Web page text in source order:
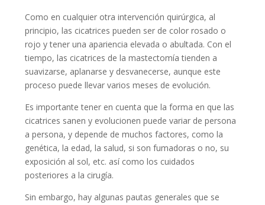
Como en cualquier otra intervención quirúrgica, al
principio, las cicatrices pueden ser de color rosado o
rojo y tener una apariencia elevada o abultada. Con el
tiempo, las cicatrices de la mastectomía tienden a
suavizarse, aplanarse y desvanecerse, aunque este
proceso puede llevar varios meses de evolución.
Es importante tener en cuenta que la forma en que las
cicatrices sanen y evolucionen puede variar de persona
a persona, y depende de muchos factores, como la
genética, la edad, la salud, si son fumadoras o no, su
exposición al sol, etc. así como los cuidados
posteriores a la cirugía.
Sin embargo, hay algunas pautas generales que se